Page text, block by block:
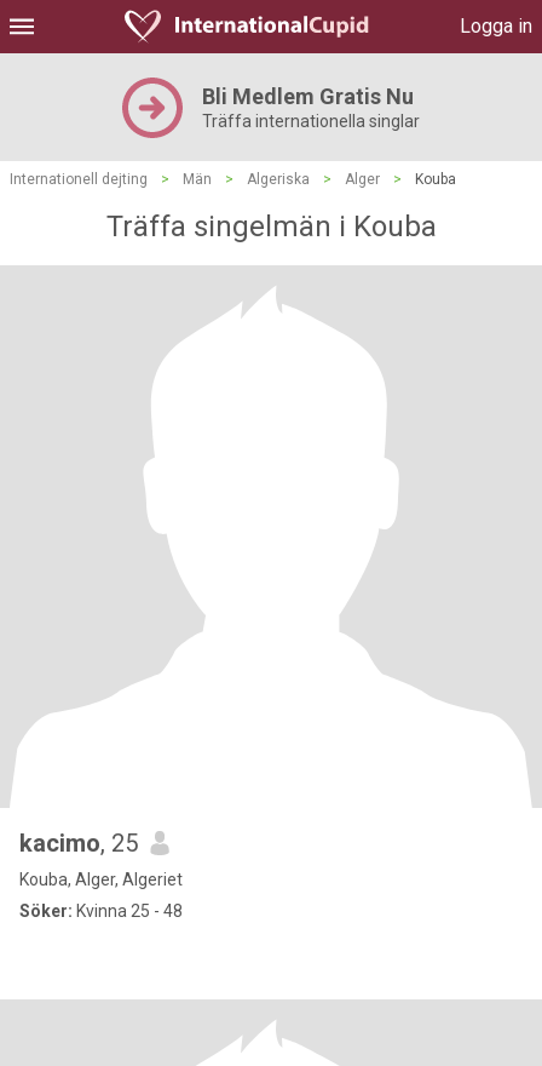
Logga in
Bli Medlem Gratis Nu
Träffa internationella singlar
Internationell dejting > Män > Algeriska > Alger > Kouba
Träffa singelmän i Kouba
kacimo, 25
Kouba, Alger, Algeriet
Söker: Kvinna 25 - 48